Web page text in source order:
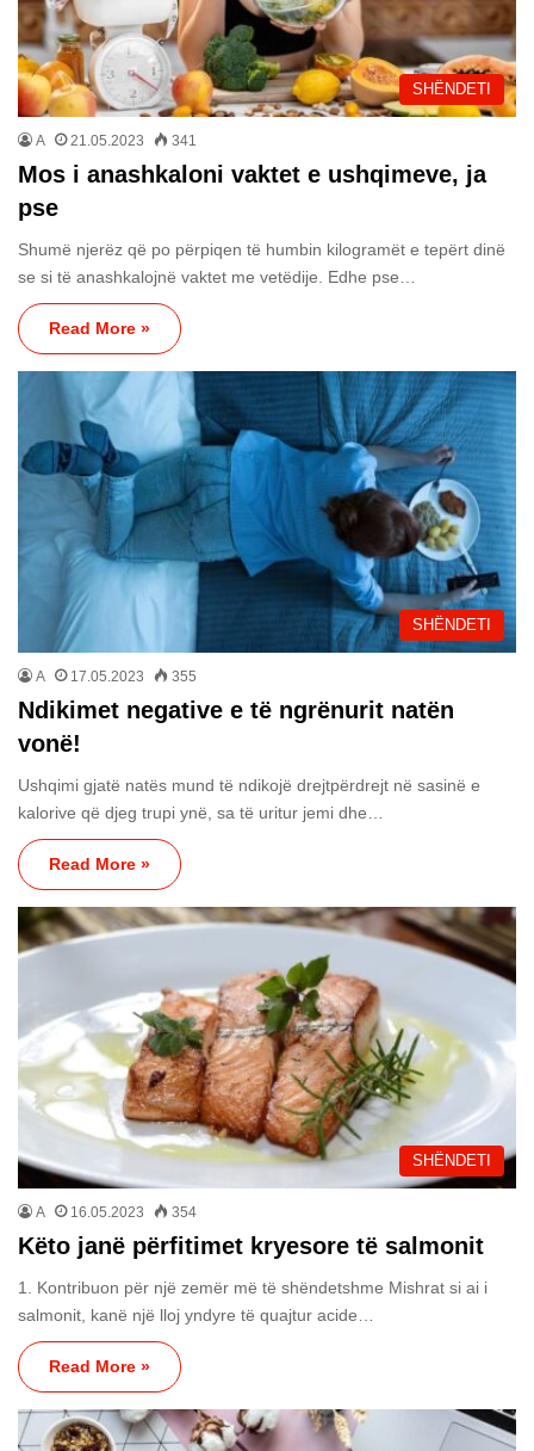
SHËNDETI
A 21.05.2023 341
Mos i anashkaloni vaktet e ushqimeve, ja
pse
Shumë njerëz që po përpiqen të humbin kilogramët e tepërt dinë
se si të anashkalojnë vaktet me vetëdije. Edhe pse…
Read More »
SHËNDETI
A 17.05.2023 355
Ndikimet negative e të ngrënurit natën
vonë!
Ushqimi gjatë natës mund të ndikojë drejtpërdrejt në sasinë e
kalorive që djeg trupi ynë, sa të uritur jemi dhe…
Read More »
SHËNDETI
A 16.05.2023 354
Këto janë përfitimet kryesore të salmonit
1. Kontribuon për një zemër më të shëndetshme Mishrat si ai i
salmonit, kanë një lloj yndyre të quajtur acide…
Read More »